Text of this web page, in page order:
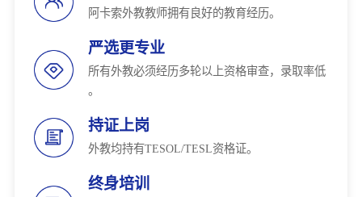
阿卡索外教教师拥有良好的教育经历。
严选更专业
所有外教必须经历多轮以上资格审查，录取率低
。
持证上岗
外教均持有TESOL/TESL资格证。
终身培训